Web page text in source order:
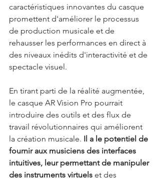
caractéristiques innovantes du casque
promettent d'améliorer le processus
de production musicale et de
rehausser les performances en direct à
des niveaux inédits d'interactivité et de
spectacle visuel.
En tirant parti de la réalité augmentée,
le casque AR Vision Pro pourrait
introduire des outils et des flux de
travail révolutionnaires qui améliorent
la création musicale. Il a le potentiel de
fournir aux musiciens des interfaces
intuitives, leur permettant de manipuler
des instruments virtuels et des